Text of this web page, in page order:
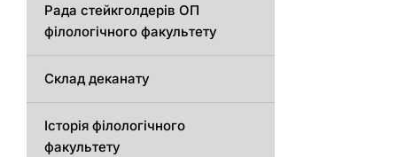
Рада стейкголдерів ОП
філологічного факультету
Склад деканату
Історія філологічного
факультету